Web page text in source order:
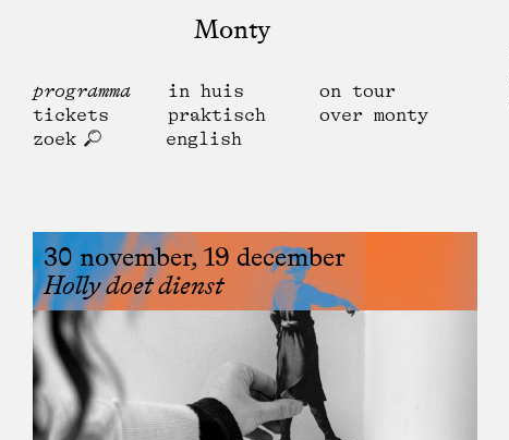
Monty
programma in huis
on tour
tickets
praktisch
over monty
zoek
english
30 november, 19 december
Holly doet dienst